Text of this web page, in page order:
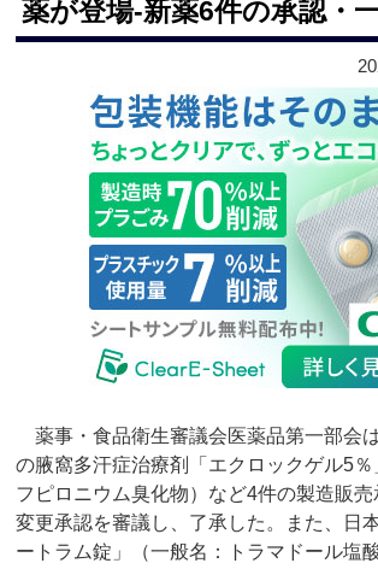
薬が登場‐新薬6件の承認・
薬事・食品衛生審議会医薬品第一部会
の腋窩多汗症治療剤「エクロックゲル5％
フピロニウム臭化物）など4件の製造販
変更承認を審議し、了承した。また、日
ートラム錠」（一般名：トラマドール塩